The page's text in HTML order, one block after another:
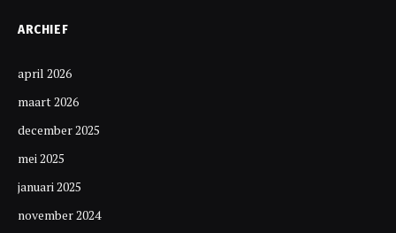
ARCHIEF
april 2026
maart 2026
december 2025
mei 2025
januari 2025
november 2024